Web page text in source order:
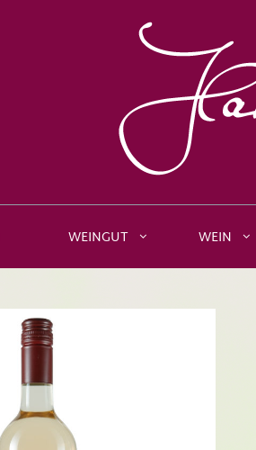
WEINGUT WEIN